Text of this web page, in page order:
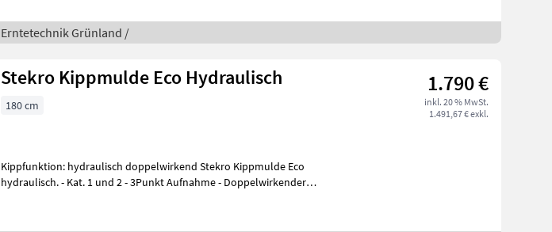
Erntetechnik Grünland /
Stekro Kippmulde Eco Hydraulisch 1.790 €
inkl. 20 % MwSt.
1.491,67 € exkl.
180 cm
Kippfunktion: hydraulisch doppelwirkend Stekro Kippmulde Eco
hydraulisch. - Kat. 1 und 2 - 3Punkt Aufnahme - Doppelwirkender